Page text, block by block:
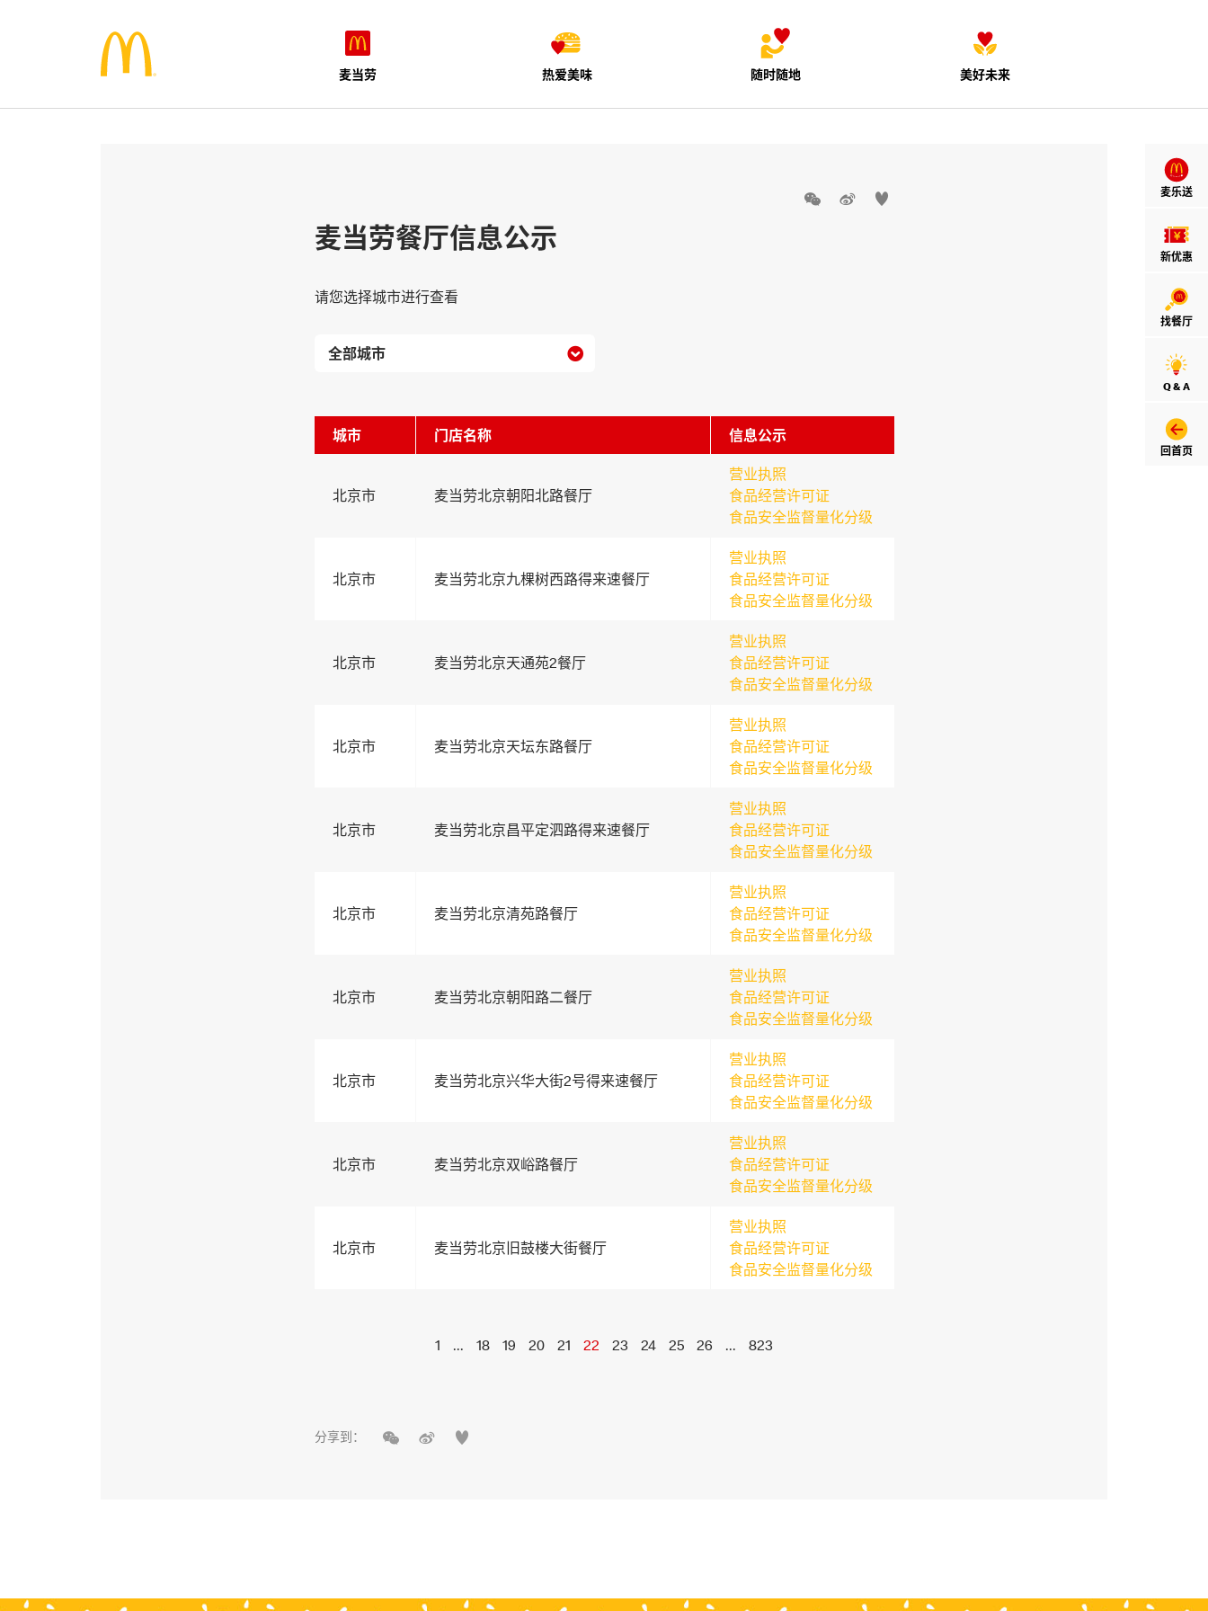
麦当劳 热爱美味 随时随地 美好未来
麦乐送
新优惠
找餐厅
Q & A
回首页
  
麦当劳餐厅信息公示
请您选择城市进行查看

城市 门店名称 信息公示
北京市 麦当劳北京朝阳北路餐厅
营业执照
食品经营许可证
食品安全监督量化分级
北京市 麦当劳北京九棵树西路得来速餐厅
营业执照
食品经营许可证
食品安全监督量化分级
北京市 麦当劳北京天通苑2餐厅
营业执照
食品经营许可证
食品安全监督量化分级
北京市 麦当劳北京天坛东路餐厅
营业执照
食品经营许可证
食品安全监督量化分级
北京市 麦当劳北京昌平定泗路得来速餐厅
营业执照
食品经营许可证
食品安全监督量化分级
北京市 麦当劳北京清苑路餐厅
营业执照
食品经营许可证
食品安全监督量化分级
北京市 麦当劳北京朝阳路二餐厅
营业执照
食品经营许可证
食品安全监督量化分级
北京市 麦当劳北京兴华大街2号得来速餐厅
营业执照
食品经营许可证
食品安全监督量化分级
北京市 麦当劳北京双峪路餐厅
营业执照
食品经营许可证
食品安全监督量化分级
北京市 麦当劳北京旧鼓楼大街餐厅
营业执照
食品经营许可证
食品安全监督量化分级
1 ... 18 19 20 21 22 23 24 25 26 ... 823
分享到：   